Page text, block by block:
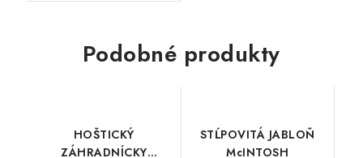
Podobné produkty
HOŠTICKÝ
ZÁHRADNÍCKY
STĹPOVITÁ JABLOŇ
McINTOSH